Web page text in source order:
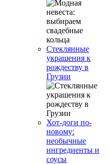
Стеклянные
украшения к
рождеству в
Грузии
Хот-доги по-
новому:
необычные
ингредиенты и
соусы